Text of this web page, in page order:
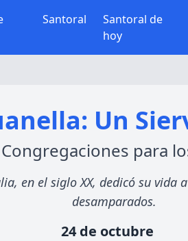
Santoral
Santoral de
hoy
Un
para
en el siglo XX, dedicó su
desamparados.
24 de octubre